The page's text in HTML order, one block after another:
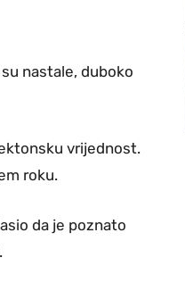
nastale, duboko
vrijednost.
roku.
da je poznato